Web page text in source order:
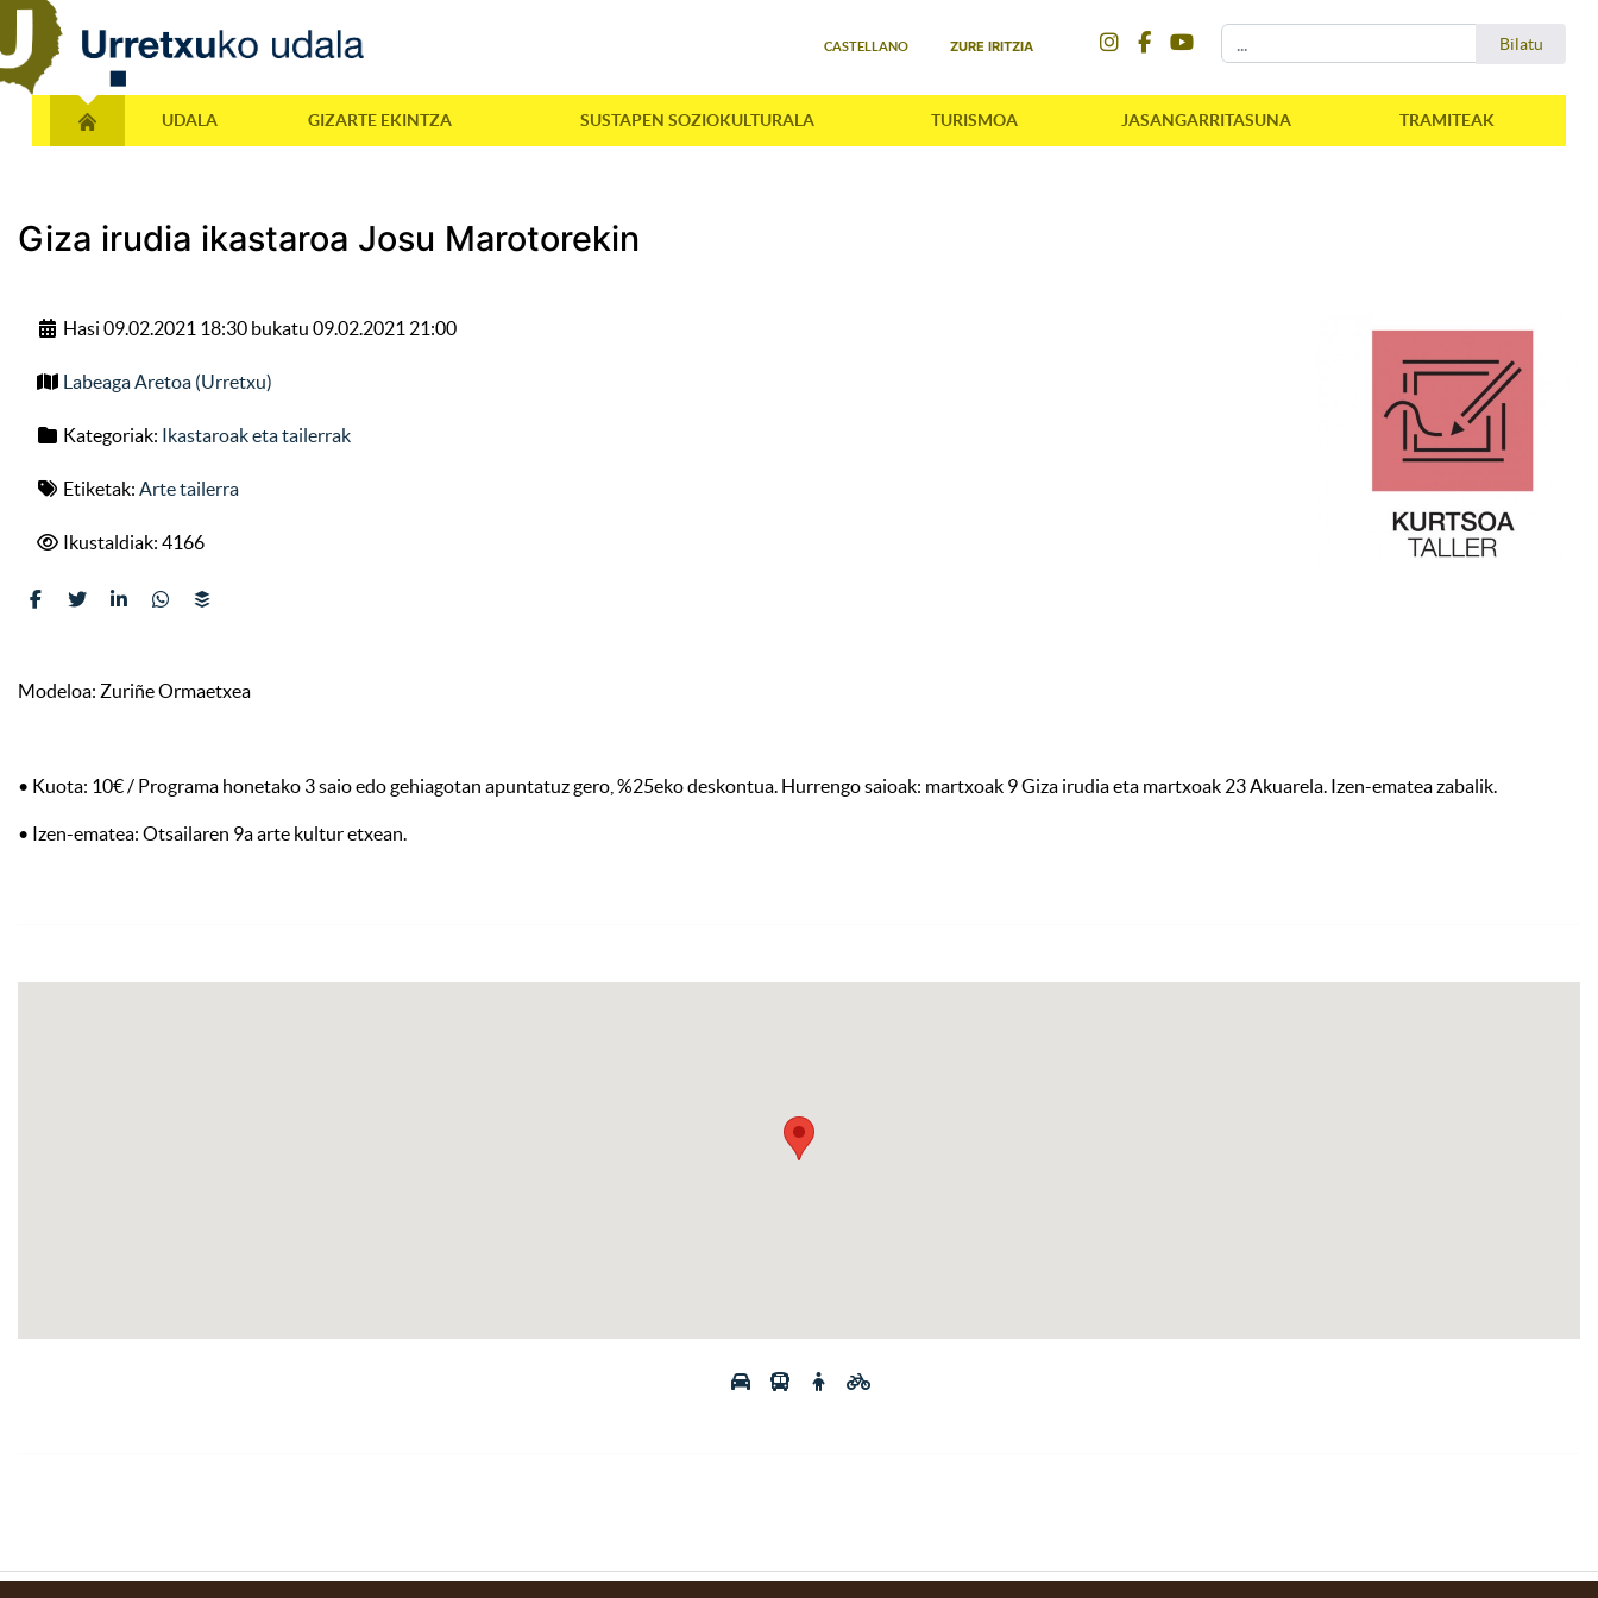
CASTELLANO ZURE IRITZIA Bilatu
UDALA GIZARTE EKINTZA SUSTAPEN SOZIOKULTURALA TURISMOA JASANGARRITASUNA TRAMITEAK
Giza irudia ikastaroa Josu Marotorekin
Hasi 09.02.2021 18:30 bukatu 09.02.2021 21:00
Labeaga Aretoa (Urretxu)
Kategoriak: Ikastaroak eta tailerrak
Etiketak: Arte tailerra
Ikustaldiak: 4166
Modeloa: Zuriñe Ormaetxea
• Kuota: 10€ / Programa honetako 3 saio edo gehiagotan apuntatuz gero, %25eko deskontua. Hurrengo saioak: martxoak 9 Giza irudia eta martxoak 23 Akuarela. Izen-ematea zabalik.
• Izen-ematea: Otsailaren 9a arte kultur etxean.